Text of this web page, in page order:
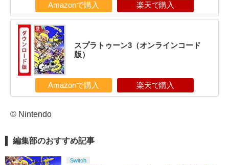
Amazonで購入 楽天で購入
スプラトゥーン3（オンラインコード
版）
Amazonで購入 楽天で購入
© Nintendo
編集部のおすすめ記事
Switch